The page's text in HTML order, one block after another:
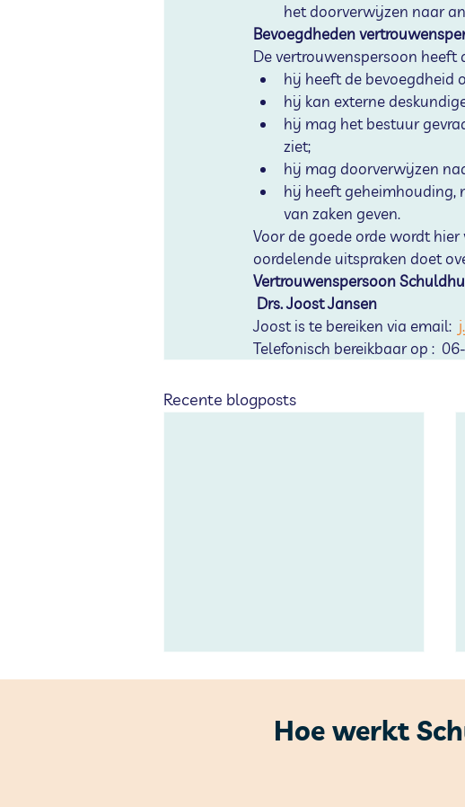
het doorverwijzen naar
Bevoegdheden
De vertrouwenspersoon heeft
hij heeft de bevoegdheid
hij kan externe
hij mag het bestuur
ziet;
hij mag doorverwijzen
hij heeft geheimhouding,
van zaken geven.
Voor de goede orde wordt
oordelende uitspraken doet
Vertrouwenspersoon
Drs. Joost Jansen
Joost is te bereiken via email:
Telefonisch bereikbaar op :
Recente blogposts
Hoe werkt